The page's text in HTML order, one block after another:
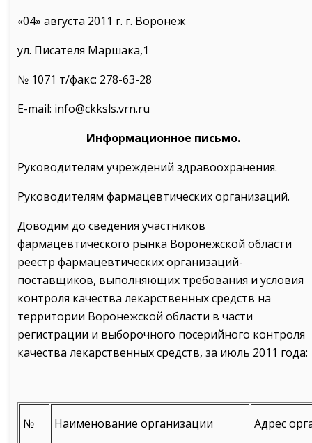
«04» августа 2011 г. г. Воронеж
ул. Писателя Маршака,1
№ 1071 т/факс: 278-63-28
E-mail: info@ckksls.vrn.ru
Информационное письмо.
Руководителям учреждений здравоохранения.
Руководителям фармацевтических организаций.
Доводим до сведения участников
фармацевтического рынка Воронежской области
реестр фармацевтических организаций-
поставщиков, выполняющих требования и условия
контроля качества лекарственных средств на
территории Воронежской области в части
регистрации и выборочного посерийного контроля
качества лекарственных средств, за июль 2011 года:
№ Наименование организации Адрес